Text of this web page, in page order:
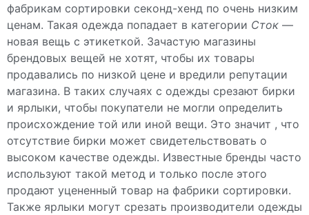
фабрикам сортировки секонд-хенд по очень низким
ценам. Такая одежда попадает в категории Сток —
новая вещь с этикеткой. Зачастую магазины
брендовых вещей не хотят, чтобы их товары
продавались по низкой цене и вредили репутации
магазина. В таких случаях с одежды срезают бирки
и ярлыки, чтобы покупатели не могли определить
происхождение той или иной вещи. Это значит , что
отсутствие бирки может свидетельствовать о
высоком качестве одежды. Известные бренды часто
используют такой метод и только после этого
продают уцененный товар на фабрики сортировки.
Также ярлыки могут срезать производители одежды